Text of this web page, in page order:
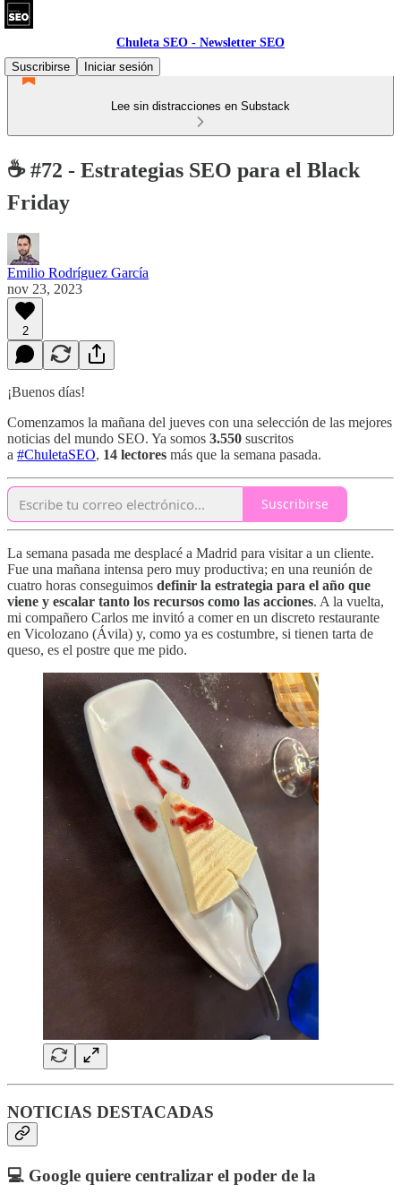
Chuleta SEO - Newsletter SEO
Suscribirse
Iniciar sesión
Lee sin distracciones en Substack
☕ #72 - Estrategias SEO para el Black
Friday
Emilio Rodríguez García
nov 23, 2023
2
¡Buenos días!
Comenzamos la mañana del jueves con una selección de las mejores
noticias del mundo SEO. Ya somos 3.550 suscritos
a #ChuletaSEO, 14 lectores más que la semana pasada.
Suscribirse
La semana pasada me desplacé a Madrid para visitar a un cliente.
Fue una mañana intensa pero muy productiva; en una reunión de
cuatro horas conseguimos definir la estrategia para el año que
viene y escalar tanto los recursos como las acciones. A la vuelta,
mi compañero Carlos me invitó a comer en un discreto restaurante
en Vicolozano (Ávila) y, como ya es costumbre, si tienen tarta de
queso, es el postre que me pido.
NOTICIAS DESTACADAS
💻 Google quiere centralizar el poder de la